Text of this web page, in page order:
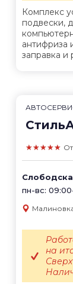
Комплекс
подвески,
антифриза
заправка и
★★★★★
пн-вс:
на